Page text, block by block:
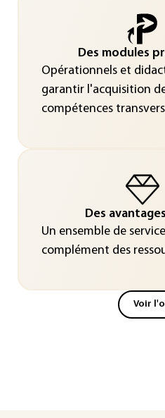
Des modules
Opérationnels et
garantir l'acquisition
compétences
Des
Un ensemble de
complément des
Voir